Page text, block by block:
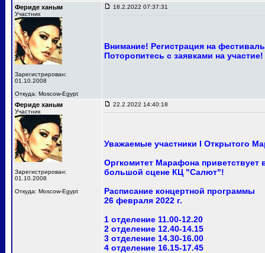
Фериде ханым
Участник
Зарегистрирован:
01.10.2008
Откуда: Moscow-Egypt
18.2.2022 07:37:31
Внимание! Регистрация на
Поторопитесь с заявками на участие!
Фериде ханым
Участник
Зарегистрирован:
01.10.2008
Откуда: Moscow-Egypt
22.2.2022 14:40:18
Уважаемые участники I Открытого
Оргкомитет Марафона приветствует
большой сцене КЦ "Салют"!
Расписание концертной программы
26 февраля 2022 г.
1 отделение 11.00-12.20
2 отделение 12.40-14.15
3 отделение 14.30-16.00
4 отделение 16.15-17.45